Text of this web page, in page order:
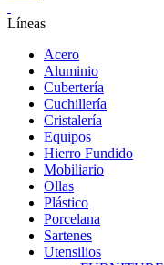
Líneas
Acero
Aluminio
Cubertería
Cuchillería
Cristalería
Equipos
Hierro Fundido
Mobiliario
Ollas
Plástico
Porcelana
Sartenes
Utensilios